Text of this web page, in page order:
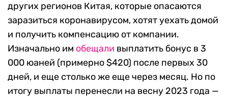
других регионов Китая, которые опасаются
заразиться коронавирусом, хотят уехать домой
и получить компенсацию от компании.
Изначально им обещали выплатить бонус в 3
000 юаней (примерно $420) после первых 30
дней, и еще столько же еще через месяц. Но по
итогу выплаты перенесли на весну 2023 года —